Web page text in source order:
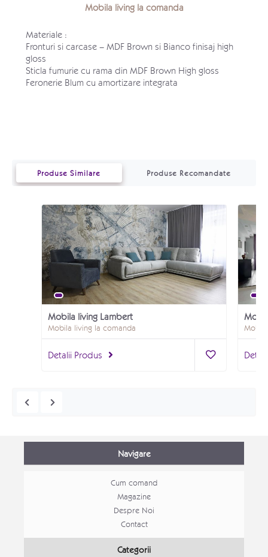
Mobila living la comanda
Materiale :
Fronturi si carcase– MDF Brown si Bianco finisaj high
gloss
Sticla fumurie cu rama din MDF Brown High gloss
Feronerie Blum cu amortizare integrata
Produse Similare Produse Recomandate
Mobila living Lambert
Mobila living la comanda
Detalii Produs
Navigare
Cum comand
Magazine
Despre Noi
Contact
Categorii